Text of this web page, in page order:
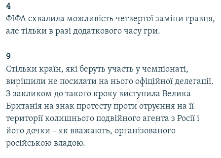
4
ФІФА схвалила можливість четвертої заміни гравця,
але тільки в разі додаткового часу гри.
9
Стільки країн, які беруть участь у чемпіонаті,
вирішили не посилати на нього офіційної делегації.
З закликом до такого кроку виступила Велика
Британія на знак протесту проти отруєння на її
території колишнього подвійного агента з Росії і
його дочки – як вважають, організованого
російською владою.